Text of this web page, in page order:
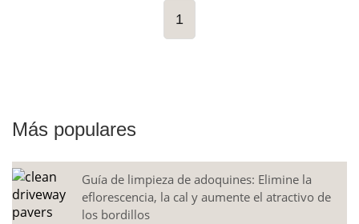
1
Más populares
Guía de limpieza de adoquines: Elimine la
eflorescencia, la cal y aumente el atractivo de
los bordillos